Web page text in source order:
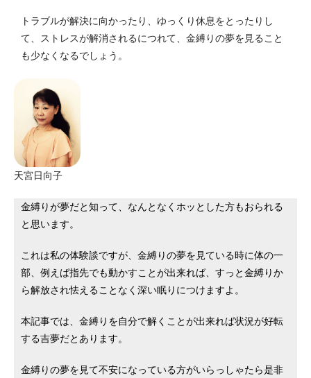
トラブルが解決に向かったり、ゆっくり休息をとったりし
て、
ストレスが解消されるにつれて、金縛りの夢を見ること
も少なくなるでしょう。
天宮日向子
金縛りが夢だと知って、なんとなくホッとした方もおられる
と思います。
これは私の体験談ですが、金縛りの夢を見ている時に体の一
部、例えば指先でも動かすことが出来れば、すっと金縛りか
ら解放され怯えることなく深い眠りにつけますよ。
本記事では、金縛りを自分で解くことが出来れば状況が好転
する吉夢だとあります。
金縛りの夢を見て不安になっている方がいらっしゃたら是非